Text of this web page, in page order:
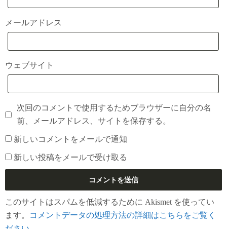
メールアドレス
ウェブサイト
次回のコメントで使用するためブラウザーに自分の名
前、メールアドレス、サイトを保存する。
新しいコメントをメールで通知
新しい投稿をメールで受け取る
このサイトはスパムを低減するために Akismet を使ってい
ます。
コメントデータの処理方法の詳細はこちらをご覧く